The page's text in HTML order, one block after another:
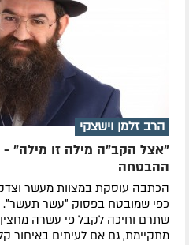
הרב זלמן וישצקי
"אצל הקב"ה מילה זו מילה"
ההבטחה
הכתבה עוסקת במצוות מעשר
כפי שמובטח בפסוק ״עשר תעשר״.
שתרם וחיכה לקבל פי עשרה
מתקיימת, גם אם לעיתים באיחור